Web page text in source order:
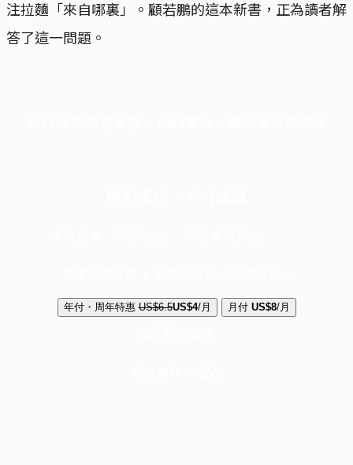
注拉麵「來自哪裏」。顧若鵬的這本新書，正為讀者解
答了這一問題。
年付・周年特惠 US$6.5US$4/月 月付 US$8/月